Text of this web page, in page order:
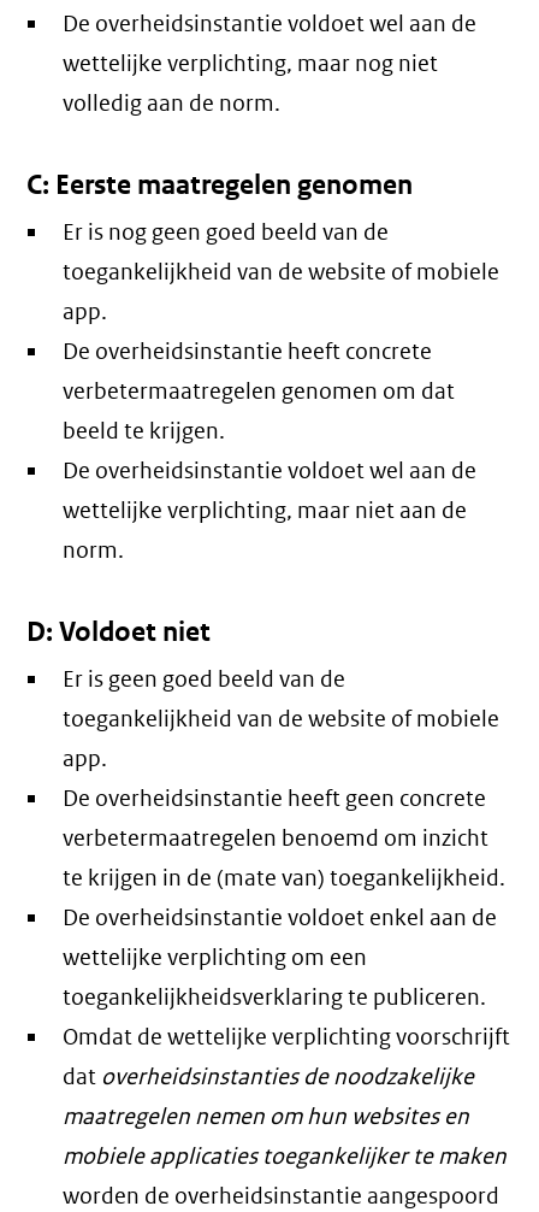
De overheidsinstantie voldoet wel aan de
wettelijke verplichting, maar nog niet
volledig aan de norm.
C: Eerste maatregelen genomen
Er is nog geen goed beeld van de
toegankelijkheid van de website of mobiele
app.
De overheidsinstantie heeft concrete
verbetermaatregelen genomen om dat
beeld te krijgen.
De overheidsinstantie voldoet wel aan de
wettelijke verplichting, maar niet aan de
norm.
D: Voldoet niet
Er is geen goed beeld van de
toegankelijkheid van de website of mobiele
app.
De overheidsinstantie heeft geen concrete
verbetermaatregelen benoemd om inzicht
te krijgen in de (mate van) toegankelijkheid.
De overheidsinstantie voldoet enkel aan de
wettelijke verplichting om een
toegankelijkheidsverklaring te publiceren.
Omdat de wettelijke verplichting voorschrijft
dat overheidsinstanties de noodzakelijke
maatregelen nemen om hun websites en
mobiele applicaties toegankelijker te maken
worden de overheidsinstantie aangespoord